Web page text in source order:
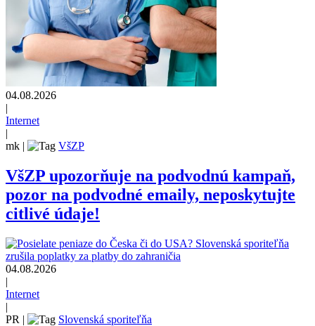
04.08.2026
|
Internet
|
mk | VšZP
VšZP upozorňuje na podvodnú kampaň,
pozor na podvodné emaily, neposkytujte
citlivé údaje!
04.08.2026
|
Internet
|
PR | Slovenská sporiteľňa